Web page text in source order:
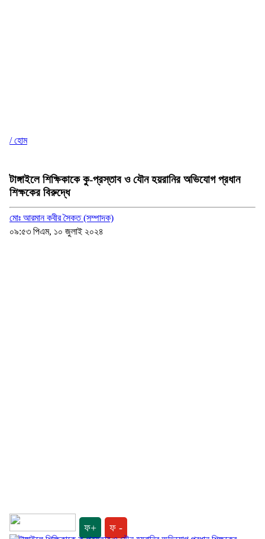
/ হোম
টাঙ্গাইলে শিক্ষিকাকে কু-প্রস্তাব ও যৌন হয়রানির অভিযোগ প্রধান
শিক্ষকের বিরুদ্ধে
মোঃ আরমান কবীর সৈকত (সম্পাদক)
০৯:৫৩ পিএম, ১০ জুলাই ২০২৪
ফ+ ফ -